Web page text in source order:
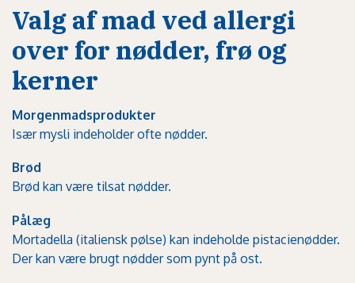
Valg af mad ved allergi
over for nødder, frø og
kerner
Morgenmadsprodukter
Især mysli indeholder ofte nødder.
Brød
Brød kan være tilsat nødder.
Pålæg
Mortadella (italiensk pølse) kan indeholde pistacienødder.
Der kan være brugt nødder som pynt på ost.